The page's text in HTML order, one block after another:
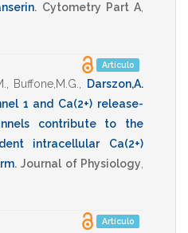
. Cytometry Part A
Artículo
Buffone,M.G.
Darszon,A.
1 and Ca(2+) release-
contribute to the
intracellular Ca(2+)
. Journal of Physiology
Artículo